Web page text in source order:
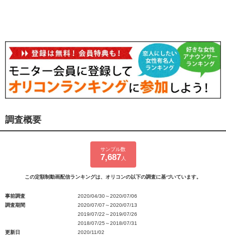
調査概要
サンプル数
7,687 人
この定額制動画配信ランキングは、オリコンの以下の調査に基づいています。
事前調査
2020/04/30～2020/07/06
調査期間
2020/07/07～2020/07/13
2019/07/22～2019/07/26
2018/07/25～2018/07/31
更新日
2020/11/02